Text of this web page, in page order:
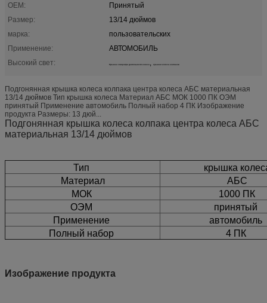
OEM:
Принятый
Размер:
13/14 дюймов
марка:
пользовательских
Применение:
АВТОМОБИЛЬ
Высокий свет:
Крышка эпицентра деятельности колеса , крышки колеса колпаков
Подгонянная крышка колеса колпака центра колеса АБС материальная
13/14 дюймов Тип крышка колеса Материал АБС МОК 1000 ПК ОЭМ
принятый Применение автомобиль Полный набор 4 ПК Изображение
продукта Размеры: 13 дюй...
Подгонянная крышка колеса колпака центра колеса АБС
материальная 13/14 дюймов
Тип
крышка
Материал
АБС
МОК
1000 ПК
ОЭМ
принятый
Применение
автомобиль
Полный набор
4 ПК
Изображение продукта